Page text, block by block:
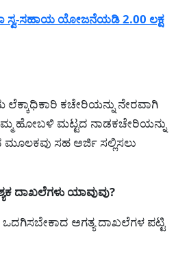
ಸ್ವ-ಸಹಾಯ ಯೋಜನೆಯಡಿ 2.00 ಲಕ್ಷ
ಕಚೇರಿಯನ್ನು ನೇರವಾಗಿ
ಹೋಬಳಿ ಮಟ್ಟದ ನಾಡಕಚೇರಿಯನ್ನು
ಸಹ ಅರ್ಜಿ ಸಲ್ಲಿಸಲು
ದಾಖಲೆಗಳು ಯಾವುವು?
ಅಗತ್ಯ ದಾಖಲೆಗಳ ಪಟ್ಟಿ